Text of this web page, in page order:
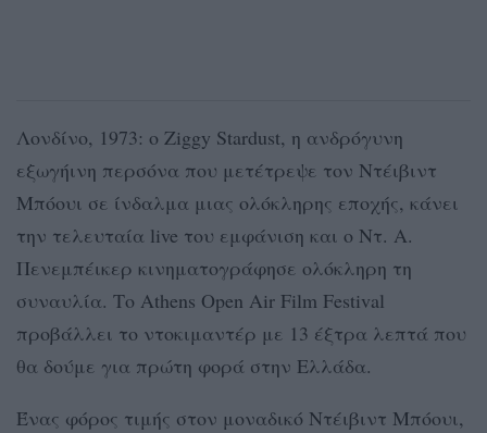
Λονδίνο, 1973: ο Ziggy Stardust, η ανδρόγυνη
εξωγήινη περσόνα που μετέτρεψε τον Ντέιβιντ
Μπόουι σε ίνδαλμα μιας ολόκληρης εποχής, κάνει
την τελευταία live του εμφάνιση και ο Ντ. Α.
Πενεμπέικερ κινηματογράφησε ολόκληρη τη
συναυλία. Το Athens Open Air Film Festival
προβάλλει το ντοκιμαντέρ με 13 έξτρα λεπτά που
θα δούμε για πρώτη φορά στην Ελλάδα.
Ένας φόρος τιμής στον μοναδικό Ντέιβιντ Μπόουι,